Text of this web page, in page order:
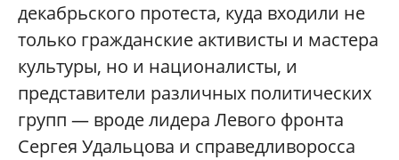
декабрьского протеста, куда входили не
только гражданские активисты и мастера
культуры, но и националисты, и
представители различных политических
групп — вроде лидера Левого фронта
Сергея Удальцова и справедливоросса